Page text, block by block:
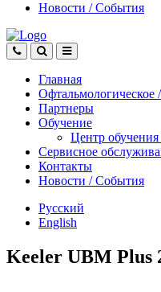
Новости / События
Главная
Офтальмологическое /
Партнеры
Обучение
Центр
Сервисное
Контакты
Новости / События
Русский
English
Keeler UBM Plus